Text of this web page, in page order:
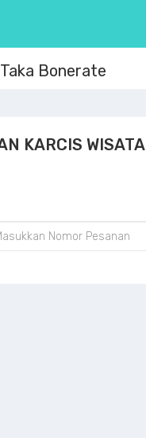
Bonerate
KARCIS WISATA